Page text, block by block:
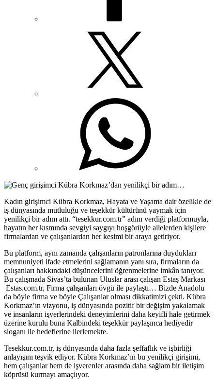
Kadın girişimci Kübra Korkmaz, Hayata ve Yaşama dair özelikle de
iş dünyasında mutluluğu ve teşekkür kültürünü yaymak için
yenilikçi bir adım attı. “tesekkur.com.tr” adını verdiği platformuyla,
hayatın her kısmında sevgiyi saygıyı hoşgörüyle ailelerden kişilere
firmalardan ve çalışanlardan her kesimi bir araya getiriyor.
Bu platform, aynı zamanda çalışanların patronlarına duydukları
memnuniyeti ifade etmelerini sağlamanın yanı sıra, firmaların da
çalışanları hakkındaki düşüncelerini öğrenmelerine imkân tanıyor.
Bu çalışmada Sivas’ta bulunan Uluslar arası çalışan Estaş Markası
Estas.com.tr, Firma çalışanları övgü ile paylaştı… Bizde Anadolu
da böyle firma ve böyle Çalışanlar olması dikkatimizi çekti. Kübra
Korkmaz’ın vizyonu, iş dünyasında pozitif bir değişim yakalamak
ve insanların işyerlerindeki deneyimlerini daha keyifli hale getirmek
üzerine kurulu buna Kalbindeki teşekkür paylaşınca hediyedir
sloganı ile hedeflerine ilerlemekte.
Tesekkur.com.tr, iş dünyasında daha fazla şeffaflık ve işbirliği
anlayışını teşvik ediyor. Kübra Korkmaz’ın bu yenilikçi girişimi,
hem çalışanlar hem de işverenler arasında daha sağlam bir iletişim
köprüsü kurmayı amaçlıyor.